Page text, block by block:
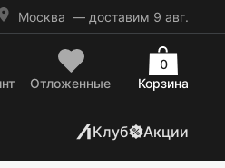
Москва — доставим 9 авг.
Отложенные Корзина
0
Клуб Акции